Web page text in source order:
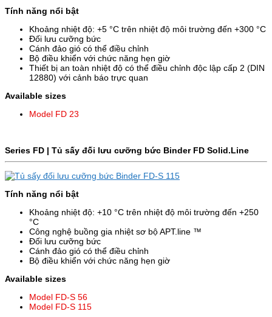
Tính năng nổi bật
Khoảng nhiệt độ: +5 °C trên nhiệt độ môi trường đến +300 °C
Đối lưu cưỡng bức
Cánh đảo gió có thể điều chỉnh
Bộ điều khiển với chức năng hẹn giờ
Thiết bị an toàn nhiệt độ có thể điều chỉnh độc lập cấp 2 (DIN
12880) với cảnh báo trực quan
Available sizes
Model FD 23
Series FD | Tủ sấy đối lưu cưỡng bức Binder FD Solid.Line
Tính năng nổi bật
Khoảng nhiệt độ: +10 °C trên nhiệt độ môi trường đến +250
°C
Công nghệ buồng gia nhiệt sơ bộ APT.line ™
Đối lưu cưỡng bức
Cánh đảo gió có thể điều chỉnh
Bộ điều khiển với chức năng hẹn giờ
Available sizes
Model FD-S 56
Model FD-S 115